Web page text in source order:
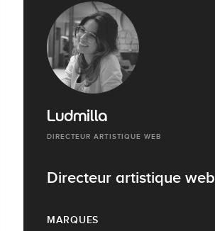
Ludmilla
DIRECTEUR ARTISTIQUE WEB
Directeur artistique web
MARQUES